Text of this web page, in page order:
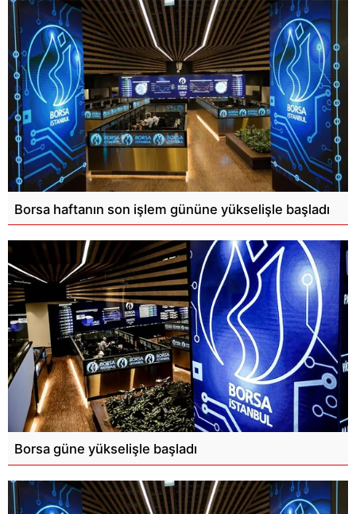
Borsa haftanın son işlem gününe yükselişle başladı
Borsa güne yükselişle başladı